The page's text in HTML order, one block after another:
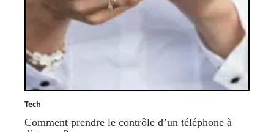
Tech
Comment prendre le contrôle d’un téléphone à